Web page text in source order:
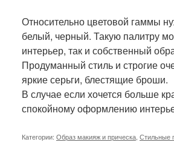
Относительно цветовой гаммы
белый, черный. Такую палитру
интерьер, так и собственный
Продуманный стиль и строгие
яркие серьги, блестящие броши.
В случае если хочется больше
спокойному оформлению
Категории: Образ макияж и прическа Стильные